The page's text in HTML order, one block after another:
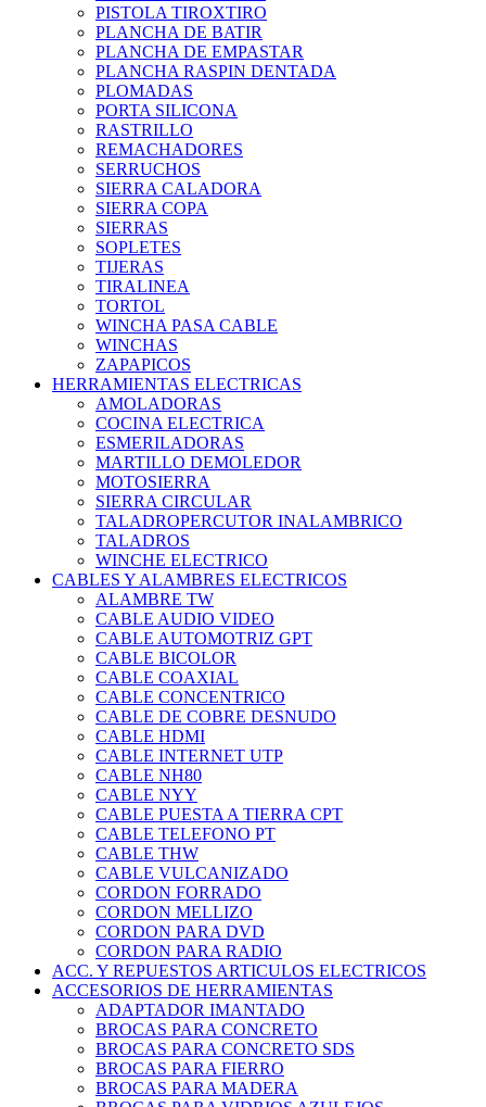
PISTOLA TIROXTIRO
PLANCHA DE BATIR
PLANCHA DE EMPASTAR
PLANCHA RASPIN DENTADA
PLOMADAS
PORTA SILICONA
RASTRILLO
REMACHADORES
SERRUCHOS
SIERRA CALADORA
SIERRA COPA
SIERRAS
SOPLETES
TIJERAS
TIRALINEA
TORTOL
WINCHA PASA CABLE
WINCHAS
ZAPAPICOS
HERRAMIENTAS ELECTRICAS
AMOLADORAS
COCINA ELECTRICA
ESMERILADORAS
MARTILLO DEMOLEDOR
MOTOSIERRA
SIERRA CIRCULAR
TALADROPERCUTOR INALAMBRICO
TALADROS
WINCHE ELECTRICO
CABLES Y ALAMBRES ELECTRICOS
ALAMBRE TW
CABLE AUDIO VIDEO
CABLE AUTOMOTRIZ GPT
CABLE BICOLOR
CABLE COAXIAL
CABLE CONCENTRICO
CABLE DE COBRE DESNUDO
CABLE HDMI
CABLE INTERNET UTP
CABLE NH80
CABLE NYY
CABLE PUESTA A TIERRA CPT
CABLE TELEFONO PT
CABLE THW
CABLE VULCANIZADO
CORDON FORRADO
CORDON MELLIZO
CORDON PARA DVD
CORDON PARA RADIO
ACC. Y REPUESTOS ARTICULOS ELECTRICOS
ACCESORIOS DE HERRAMIENTAS
ADAPTADOR IMANTADO
BROCAS PARA CONCRETO
BROCAS PARA CONCRETO SDS
BROCAS PARA FIERRO
BROCAS PARA MADERA